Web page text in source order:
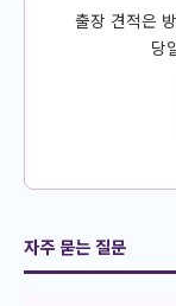
출장 견적은
당
자주 묻는 질문